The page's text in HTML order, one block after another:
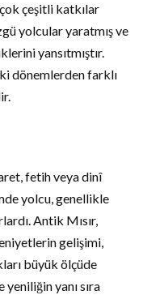
çeşitli katkılar
yolcular yaratmış ve
yansıtmıştır.
dönemlerden farklı
fetih veya dinî
yolcu, genellikle
Antik Mısır,
gelişimi,
büyük ölçüde
yeniliğin yanı sıra